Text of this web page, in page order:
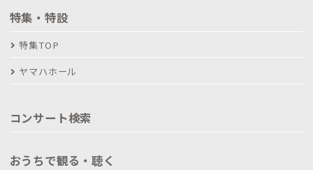
特集・特設
特集TOP
ヤマハホール
コンサート検索
おうちで観る・聴く